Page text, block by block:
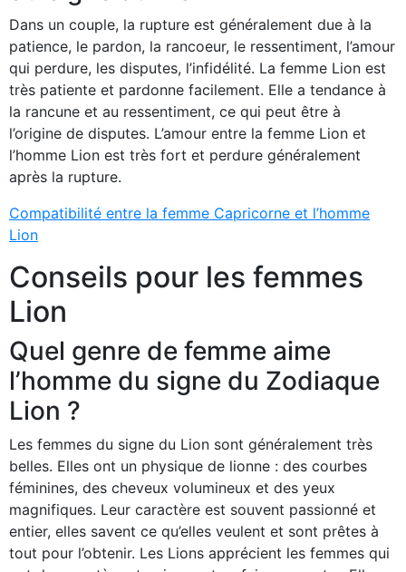
Dans un couple, la rupture est généralement due à la
patience, le pardon, la rancoeur, le ressentiment, l’amour
qui perdure, les disputes, l’infidélité. La femme Lion est
très patiente et pardonne facilement. Elle a tendance à
la rancune et au ressentiment, ce qui peut être à
l’origine de disputes. L’amour entre la femme Lion et
l’homme Lion est très fort et perdure généralement
après la rupture.
Compatibilité entre la femme Capricorne et l’homme
Lion
Conseils pour les femmes
Lion
Quel genre de femme aime
l’homme du signe du Zodiaque
Lion ?
Les femmes du signe du Lion sont généralement très
belles. Elles ont un physique de lionne : des courbes
féminines, des cheveux volumineux et des yeux
magnifiques. Leur caractère est souvent passionné et
entier, elles savent ce qu’elles veulent et sont prêtes à
tout pour l’obtenir. Les Lions apprécient les femmes qui